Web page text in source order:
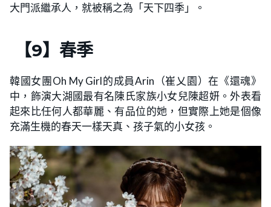
大門派繼承人，就被稱之為「天下四季」。
【9】 春季
韓國女團Oh My Girl的成員Arin（崔乂園）在《還魂》
中，飾演大湖國最有名陳氏家族小女兒陳超妍。外表看
起來比任何人都華麗、有品位的她，但實際上她是個像
充滿生機的春天一樣天真、孩子氣的小女孩。